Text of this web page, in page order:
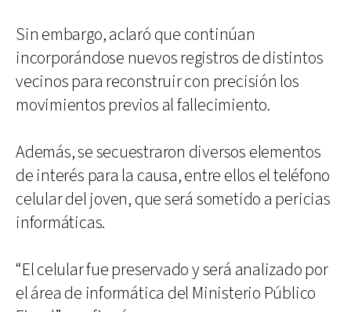
Sin embargo, aclaró que continúan
incorporándose nuevos registros de distintos
vecinos para reconstruir con precisión los
movimientos previos al fallecimiento.
Además, se secuestraron diversos elementos
de interés para la causa, entre ellos el teléfono
celular del joven, que será sometido a pericias
informáticas.
“El celular fue preservado y será analizado por
el área de informática del Ministerio Público